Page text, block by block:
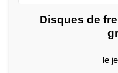
Disques de
le